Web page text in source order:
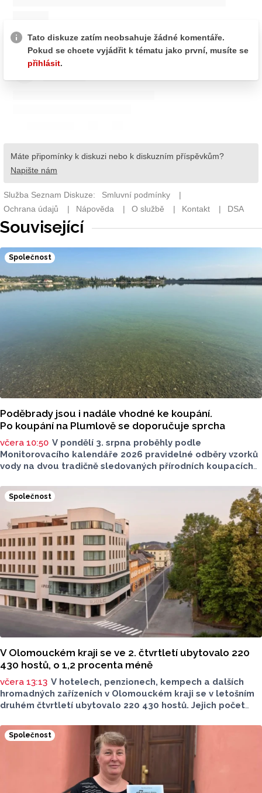
Související
Společnost
Poděbrady jsou i nadále vhodné ke koupání.
Po koupání na Plumlově se doporučuje sprcha
včera 10:50 V pondělí 3. srpna proběhly podle
Monitorovacího kalendáře 2026 pravidelné odběry vzorků
vody na dvou tradičně sledovaných přírodních koupacích
(VN Plumlov) a v Koupací oblasti Poděbrady (KO
Poděbrady). Monitoring byl proveden Krajskou
hygienickou stanicí Olomouckého kraje (KHS)
ve spolupráci se Zdravotním ústavem se sídlem v Ostravě,
Centrem hygienických laboratoří v Olomouci.
Společnost
V Olomouckém kraji se ve 2. čtvrtletí ubytovalo 220
430 hostů, o 1,2 procenta méně
včera 13:13 V hotelech, penzionech, kempech a dalších
hromadných zařízeních v Olomouckém kraji se v letošním
druhém čtvrtletí ubytovalo 220 430 hostů. Jejich počet
přibylo ubytovaných cizinců, kterých bylo 45 548,
meziročně o 9,1 procenta více. Naopak domácích hostů
v regionu ubylo, kraj v tomto období navštívilo 174 882
turistů, což bylo meziročně o 3,6 procenta méně. Celkový
počet přenocování v kraji klesl o 4,7 procenta. Údaje
dnes zveřejnil Český statistický úřad (ČSÚ).
Společnost